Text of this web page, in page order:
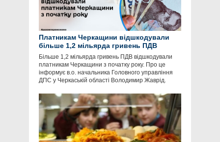
Платникам Черкащини відшкодували
більше 1,2 мільярда гривень ПДВ
Більше 1,2 мільярда гривень ПДВ відшкодували
платникам Черкащини з початку року. Про це
інформує в.о. начальника Головного управління
ДПС у Черкаській області Володимир Жаврід.